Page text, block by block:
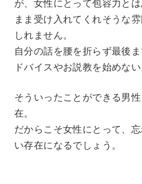
が、女性にとって包容力と
まま受け入れてくれそうな
しれません。
自分の話を腰を折らず最後
ドバイスやお説教を始めない
そういったことができる男
在。
だからこそ女性にとって、
い存在になるでしょう。